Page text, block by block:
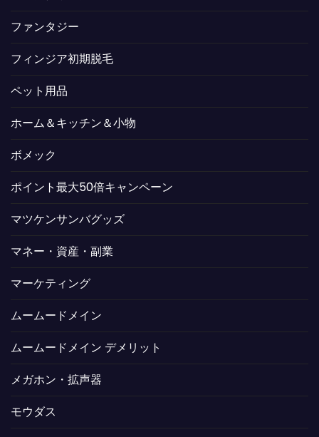
ファンタジー
フィンジア初期脱毛
ペット用品
ホーム＆キッチン＆小物
ボメック
ポイント最大50倍キャンペーン
マツケンサンバグッズ
マネー・資産・副業
マーケティング
ムームードメイン
ムームードメイン デメリット
メガホン・拡声器
モウダス